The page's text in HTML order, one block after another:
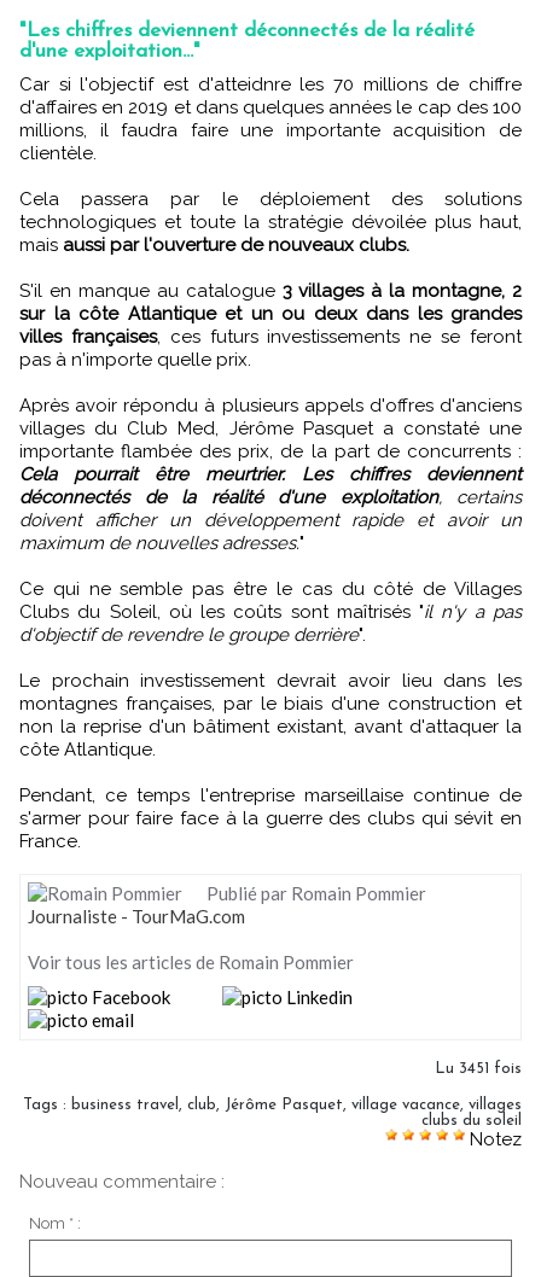
"Les chiffres deviennent déconnectés de la réalité
d'une exploitation..."
Car si l'objectif est d'atteidnre les 70 millions de chiffre
d'affaires en 2019 et dans quelques années le cap des 100
millions, il faudra faire une importante acquisition de
clientèle.
Cela passera par le déploiement des solutions
technologiques et toute la stratégie dévoilée plus haut,
mais aussi par l'ouverture de nouveaux clubs.
S'il en manque au catalogue 3 villages à la montagne, 2
sur la côte Atlantique et un ou deux dans les grandes
villes françaises, ces futurs investissements ne se feront
pas à n'importe quelle prix.
Après avoir répondu à plusieurs appels d'offres d'anciens
villages du Club Med, Jérôme Pasquet a constaté une
importante flambée des prix, de la part de concurrents :
Cela pourrait être meurtrier. Les chiffres deviennent
déconnectés de la réalité d'une exploitation, certains
doivent afficher un développement rapide et avoir un
maximum de nouvelles adresses."
Ce qui ne semble pas être le cas du côté de Villages
Clubs du Soleil, où les coûts sont maîtrisés "il n'y a pas
d'objectif de revendre le groupe derrière".
Le prochain investissement devrait avoir lieu dans les
montagnes françaises, par le biais d'une construction et
non la reprise d'un bâtiment existant, avant d'attaquer la
côte Atlantique.
Pendant, ce temps l'entreprise marseillaise continue de
s'armer pour faire face à la guerre des clubs qui sévit en
France.
Publié par Romain Pommier
Journaliste - TourMaG.com
Voir tous les articles de Romain Pommier
Lu 3451 fois
Tags : business travel club Jérôme Pasquet village vacance villages
clubs du soleil
Notez
Nouveau commentaire :
Nom * :